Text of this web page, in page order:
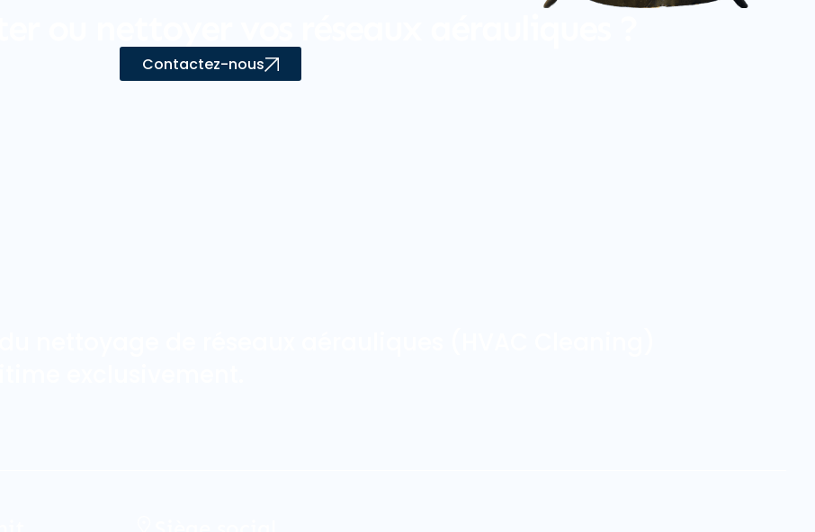
Contactez-nous